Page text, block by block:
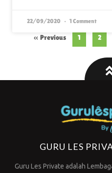
22/09/2020 1 Comment
« Previous 1 2
GURU LES
Guru Les Private adalah